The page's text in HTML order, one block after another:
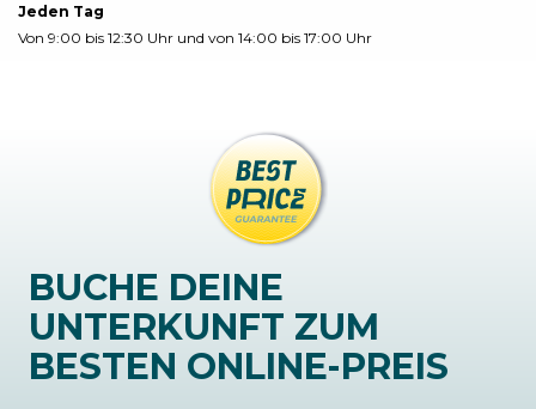
Jeden Tag
Von 9:00 bis 12:30 Uhr und von 14:00 bis 17:00 Uhr
BUCHE DEINE
UNTERKUNFT ZUM
BESTEN ONLINE-PREIS